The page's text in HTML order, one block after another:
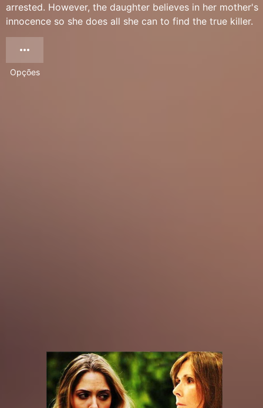
arrested. However, the daughter believes in her mother's
innocence so she does all she can to find the true killer.
Opções